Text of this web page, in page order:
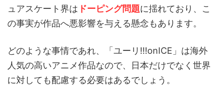
ュアスケート界は ドーピング問題に揺れており、こ
の事実が作品へ悪影響を与える懸念もあります。
どのような事情であれ、「ユーリ!!!onICE」は海外
人気の高いアニメ作品なので、日本だけでなく世界
に対しても配慮する必要はあるでしょう。